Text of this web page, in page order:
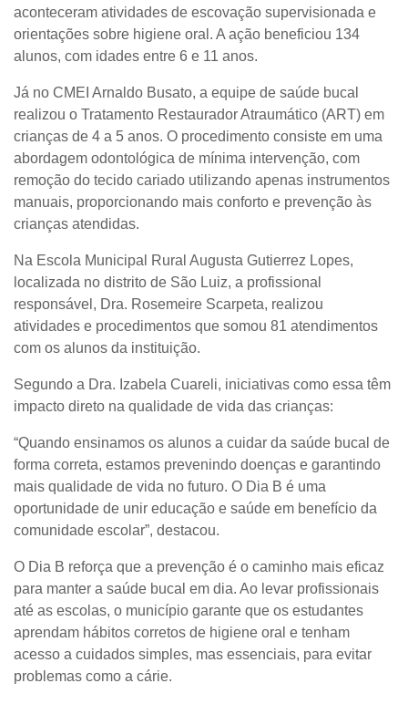
aconteceram atividades de escovação supervisionada e
orientações sobre higiene oral. A ação beneficiou 134
alunos, com idades entre 6 e 11 anos.
Já no CMEI Arnaldo Busato, a equipe de saúde bucal
realizou o Tratamento Restaurador Atraumático (ART) em
crianças de 4 a 5 anos. O procedimento consiste em uma
abordagem odontológica de mínima intervenção, com
remoção do tecido cariado utilizando apenas instrumentos
manuais, proporcionando mais conforto e prevenção às
crianças atendidas.
Na Escola Municipal Rural Augusta Gutierrez Lopes,
localizada no distrito de São Luiz, a profissional
responsável, Dra. Rosemeire Scarpeta, realizou
atividades e procedimentos que somou 81 atendimentos
com os alunos da instituição.
Segundo a Dra. Izabela Cuareli, iniciativas como essa têm
impacto direto na qualidade de vida das crianças:
“Quando ensinamos os alunos a cuidar da saúde bucal de
forma correta, estamos prevenindo doenças e garantindo
mais qualidade de vida no futuro. O Dia B é uma
oportunidade de unir educação e saúde em benefício da
comunidade escolar”, destacou.
O Dia B reforça que a prevenção é o caminho mais eficaz
para manter a saúde bucal em dia. Ao levar profissionais
até as escolas, o município garante que os estudantes
aprendam hábitos corretos de higiene oral e tenham
acesso a cuidados simples, mas essenciais, para evitar
problemas como a cárie.